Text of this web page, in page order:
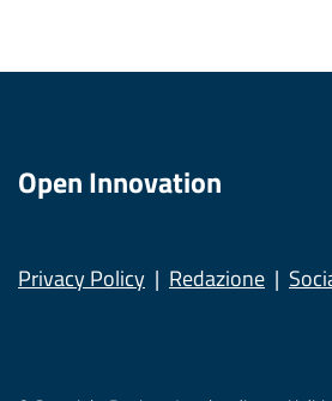
Open Innovation
Privacy Policy Redazione